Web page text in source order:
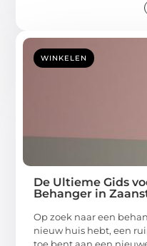
WINKELEN
De Ultieme Gids
Behanger in
Op zoek naar een
nieuw huis hebt, een